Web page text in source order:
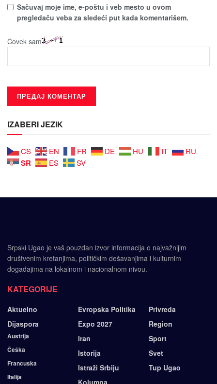
Sačuvaј moјe ime, e-poštu i veb mesto u ovom
pregledaču veba za sledeći put kada komentarišem.
Čovek sam
IZABERI JEZIK
CS EN FR DE HU IT RU
SR ES SV
Srpski Ugao je vaš pouzdan izvor informacija o najvažnijim
društvenim kretanjima, političkim dešavanjima i kulturnim
događajima na lokalnom i nacionalnom nivou.
KATEGORIJE
Aktuelno
Dijaspora
Austrija
Češka
Francuska
Italija
Evropska Politika
Expo 2027
Iran
Istorija
Istraži Srbiju
Privreda
Region
Sport
Svet
Tup Ugao